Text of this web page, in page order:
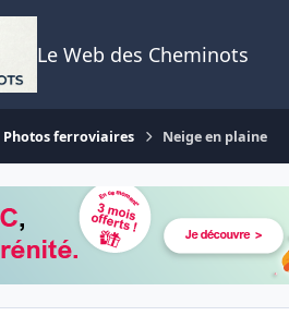
Le Web des Cheminots
Photos ferroviaires Neige en plaine